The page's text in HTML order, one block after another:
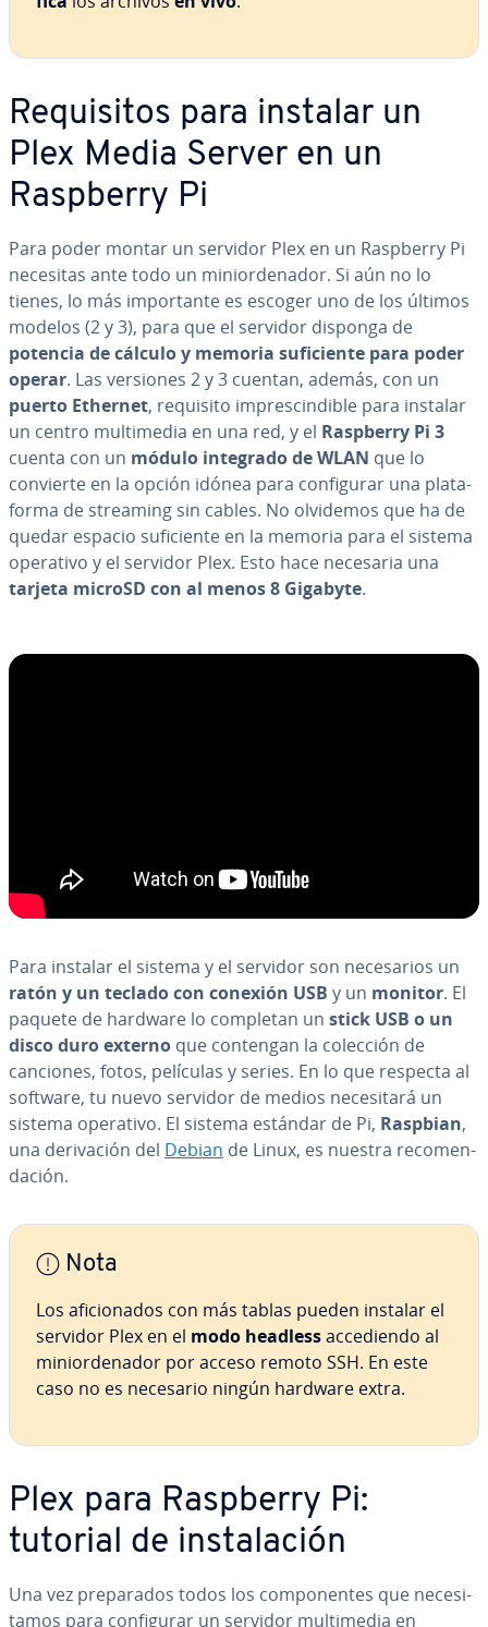
Re­qui­si­tos para instalar un
Plex Media Server en un
Raspberry Pi
Para poder montar un servidor Plex en un Raspberry Pi
necesitas ante todo un mi­nio­r­de­na­dor. Si aún no lo
tienes, lo más im­po­r­ta­n­te es escoger uno de los últimos
modelos (2 y 3), para que el servidor disponga de
potencia de cálculo y memoria su­fi­cie­n­te para poder
operar. Las versiones 2 y 3 cuentan, además, con un
puerto Ethernet, requisito im­pre­s­ci­n­di­ble para instalar
un centro mu­l­ti­me­dia en una red, y el Raspberry Pi 3
cuenta con un módulo integrado de WLAN que lo
convierte en la opción idónea para co­n­fi­gu­rar una pla­ta­
fo­r­ma de streaming sin cables. No olvidemos que ha de
quedar espacio su­fi­cie­n­te en la memoria para el sistema
operativo y el servidor Plex. Esto hace necesaria una
tarjeta microSD con al menos 8 Gigabyte.
Para instalar el sistema y el servidor son ne­ce­sa­rios un
ratón y un teclado con conexión USB y un monitor. El
paquete de hardware lo completan un stick USB o un
disco duro externo que contengan la colección de
canciones, fotos, películas y series. En lo que respecta al
software, tu nuevo servidor de medios ne­ce­si­ta­rá un
sistema operativo. El sistema estándar de Pi, Raspbian,
una de­ri­va­ción del Debian de Linux, es nuestra re­co­me­n­
da­ción.
Nota
Los afi­cio­na­dos con más tablas pueden instalar el
servidor Plex en el modo headlessac­ce­die­n­do al
mi­nio­r­de­na­dor por acceso remoto SSH. En este
caso no es necesario ningún hardware extra.
Plex para Raspberry Pi:
tutorial de in­s­ta­la­ción
Una vez pre­pa­ra­dos todos los co­m­po­ne­n­tes que ne­ce­si­
ta­mos para co­n­fi­gu­rar un servidor mu­l­ti­me­dia en